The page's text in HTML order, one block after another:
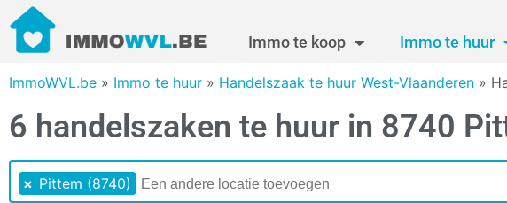
Immo te koop Immo te huur
ImmoWVL.be » Immo te huur » Handelszaak te huur West-Vlaanderen »
6 handelszaken te huur in 8740
× Pittem (8740)